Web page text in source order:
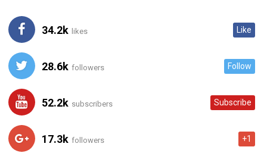
34.2k likes Like
28.6k followers Follow
52.2k subscribers Subscribe
17.3k followers +1